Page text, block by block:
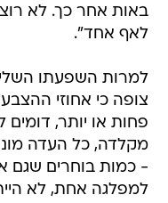
באות אחר כך. לא
לאף אחד".
למרות השפעתו
צופה כי אחוזי
- כמות בוחרים שגם
למפלגה אחת, לא